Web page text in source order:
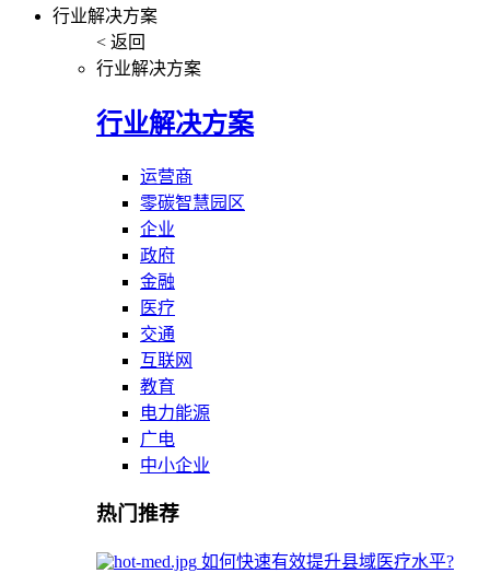
行业解决方案
< 返回
行业解决方案
行业解决方案
运营商
零碳智慧园区
企业
政府
金融
医疗
交通
互联网
教育
电力能源
广电
中小企业
热门推荐
如何快速有效提升县域医疗水平?